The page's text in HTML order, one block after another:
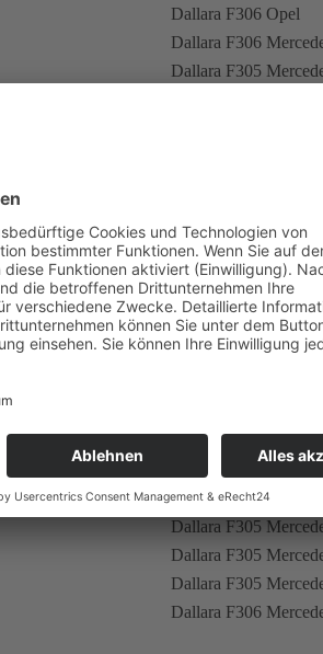
Dallara F306 Opel
Dallara F306
Dallara F305
Dallara F303
Dallara F302 Renault
Dallara F304 Opel
Dallara F302
Dallara F302 Mercedes
Dallara F305
Dallara F305
Dallara F305
Dallara F306